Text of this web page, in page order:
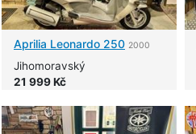
Aprilia Leonardo 250 2000
Jihomoravský
21 999 Kč